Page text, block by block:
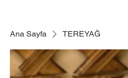
Ana Sayfa TEREYAĞ